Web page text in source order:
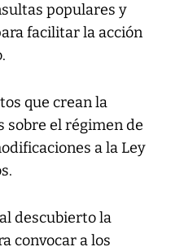
populares y
facilitar la acción
que crean la
sobre el régimen de
a la Ley
descubierto la
convocar a los